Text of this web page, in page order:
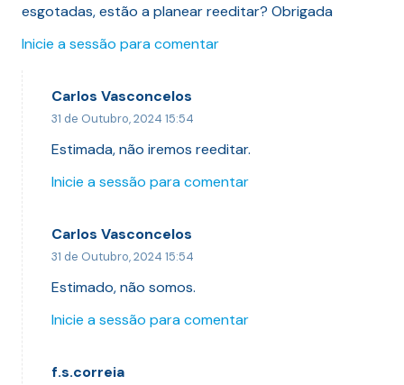
esgotadas, estão a planear reeditar? Obrigada
Inicie a sessão para comentar
Carlos Vasconcelos
31 de Outubro, 2024 15:54
Estimada, não iremos reeditar.
Inicie a sessão para comentar
Carlos Vasconcelos
31 de Outubro, 2024 15:54
Estimado, não somos.
Inicie a sessão para comentar
f.s.correia